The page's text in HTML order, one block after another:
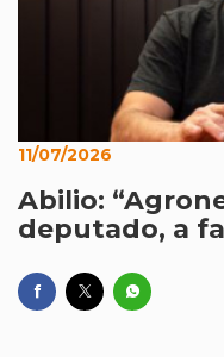
11/07/2026
Abilio:
deputado, a